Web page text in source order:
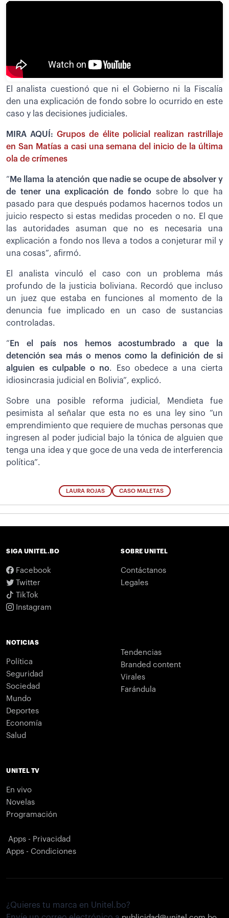
El analista cuestionó que ni el Gobierno ni la Fiscalía
den una explicación de fondo sobre lo ocurrido en este
caso y las decisiones judiciales.
MIRA AQUÍ: Grupos de élite policial realizan rastrillaje
en San Matías a casi una semana del inicio de la última
ola de crímenes
“ Me llama la atención que nadie se ocupe de absolver y
de tener una explicación de fondosobre lo que ha
pasado para que después podamos hacernos todos un
juicio respecto si estas medidas proceden o no. El que
las autoridades asuman que no es necesaria una
explicación a fondo nos lleva a todos a conjeturar mil y
una cosas”, afirmó.
El analista vinculó el caso con un problema más
profundo de la justicia boliviana. Recordó que incluso
un juez que estaba en funciones al momento de la
denuncia fue implicado en un caso de sustancias
controladas.
“ En el país nos hemos acostumbrado a que la
detención sea más o menos como la definición de si
alguien es culpable o no. Eso obedece a una cierta
idiosincrasia judicial en Bolivia”, explicó.
Sobre una posible reforma judicial, Mendieta fue
pesimista al señalar que esta no es una ley sino “un
emprendimiento que requiere de muchas personas que
ingresen al poder judicial bajo la tónica de alguien que
tenga una idea y que goce de una veda de interferencia
política”.
LAURA ROJAS CASO MALETAS
SIGA UNITEL.BO
Facebook
Twitter
TikTok
Instagram
SOBRE UNITEL
Contáctanos
Legales
NOTICIAS
Política
Seguridad
Sociedad
Mundo
Deportes
Economía
Salud
Tendencias
Branded content
Virales
Farándula
UNITEL TV
En vivo
Novelas
Programación
Apps - Privacidad
Apps - Condiciones
¿Quieres tu marca en Unitel.bo?